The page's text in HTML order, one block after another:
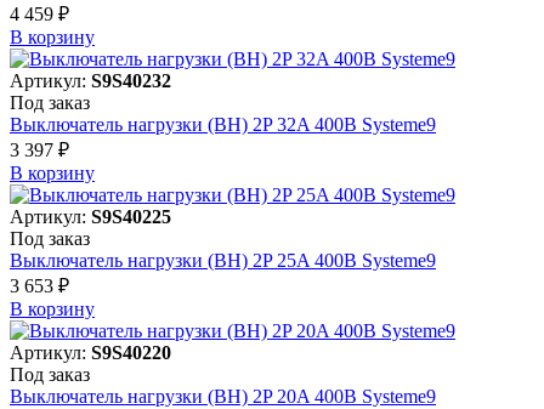
4 459 ₽
В корзинy
Артикул: S9S40232
Под заказ
Выключатель нагрузки (ВН) 2P 32A 400В Systeme9
3 397 ₽
В корзинy
Артикул: S9S40225
Под заказ
Выключатель нагрузки (ВН) 2P 25A 400В Systeme9
3 653 ₽
В корзинy
Артикул: S9S40220
Под заказ
Выключатель нагрузки (ВН) 2P 20A 400В Systeme9